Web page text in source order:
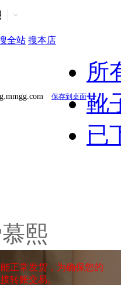
全站 搜本店
保存到桌面
所
靴
已
熙
正常发货，为确保您的
转账交易。